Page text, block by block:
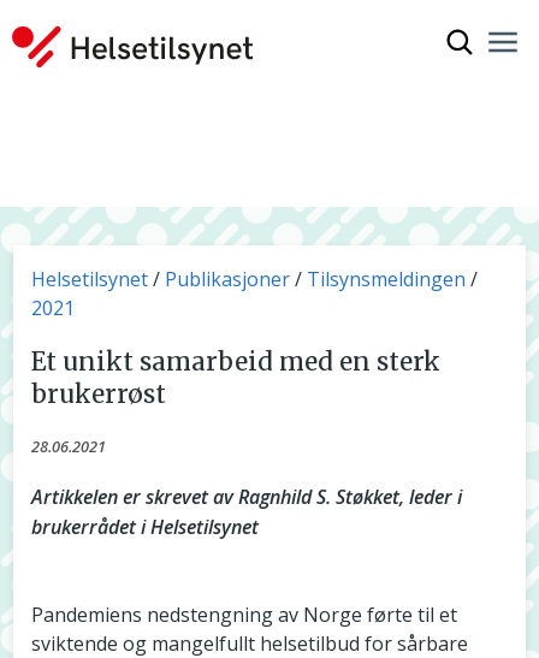
Du er her:
Helsetilsynet Publikasjoner
Tilsynsmeldingen
2021
Et unikt samarbeid med en sterk
brukerrøst
28.06.2021
Artikkelen er skrevet av Ragnhild S. Støkket, leder i
brukerrådet i Helsetilsynet
Pandemiens nedstengning av Norge førte til et
sviktende og mangelfullt helsetilbud for sårbare